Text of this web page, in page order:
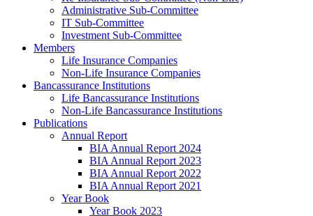
Administrative Sub-Committee
IT Sub-Committee
Investment Sub-Committee
Members
Life Insurance Companies
Non-Life Insurance Companies
Bancassurance Institutions
Life Bancassurance Institutions
Non-Life Bancassurance Institutions
Publications
Annual Report
BIA Annual Report 2024
BIA Annual Report 2023
BIA Annual Report 2022
BIA Annual Report 2021
Year Book
Year Book 2023